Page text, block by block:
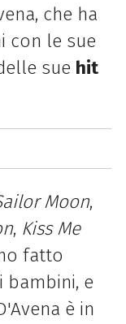
che ha
con le sue
sue hit
Moon,
, Kiss Me
fatto
bambini, e
è in